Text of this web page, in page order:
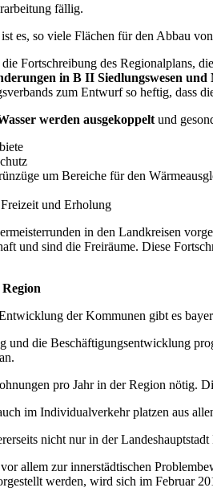
fällig.
es, so viele Flächen für den Abbau
Fortschreibung des Regionalplans,
in B II Siedlungswesen
zum Entwurf so heftig, dass
werden ausgekoppelt und
um Bereiche für den
und Erholung
in den Landkreisen
und sind die Freiräume. Diese
der Kommunen gibt es
die Beschäftigungsentwicklung
pro Jahr in der Region nötig.
im Individualverkehr platzen aus
nicht nur in der
allem zur innerstädtischen
werden, wird sich im Februar